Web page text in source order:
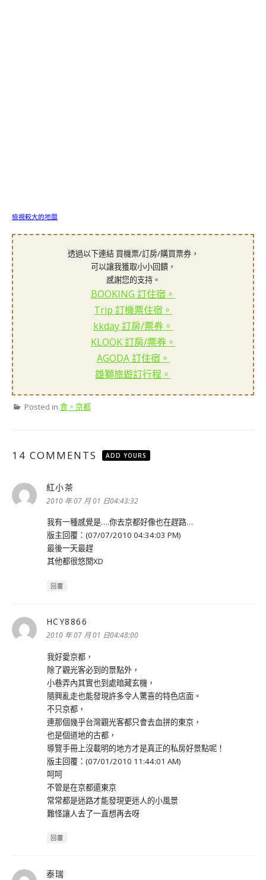
檢視較大的地圖
透過以下連結 買機票/訂房/購買票券，
可以讓我獲取小小回饋，
感謝您的支持。
BOOKING 訂住宿。
Trip 訂機票住宿。
kkday 訂房/票券。
KLOOK 訂房/票券。
AGODA 訂住宿。
雄獅旅遊訂行程。
Posted in 食。京都
14 COMMENTS ADD YOURS
紅小茶
示:
2010 年 07 月 01 日04:43:32
我有一種感覺是….你去京都好像也在趕路…
版主回覆：(07/07/2010 04:34:03 PM)
最後一天最趕
其他都很悠閒XD
回覆
HCY8866
示:
2010 年 07 月 01 日04:48:00
我好愛京都，
除了觀光客必到的景點外，
小巷弄內其實也到處暗藏玄機，
隨興亂走也能發現許多令人驚喜的特色店面。
不只京都，
連那個幾乎台灣觀光客都只會去血拼的東京，
也是個道地的古都，
導覽手冊上沒載明的地方才是真正的私房好景點呢！
版主回覆：(07/01/2010 11:44:01 AM)
呵呵
不管是在京都還東京
常常都是迷路才能發現更迷人的小風景
難怪讓人去了一直想再去呀
回覆
泰瑞